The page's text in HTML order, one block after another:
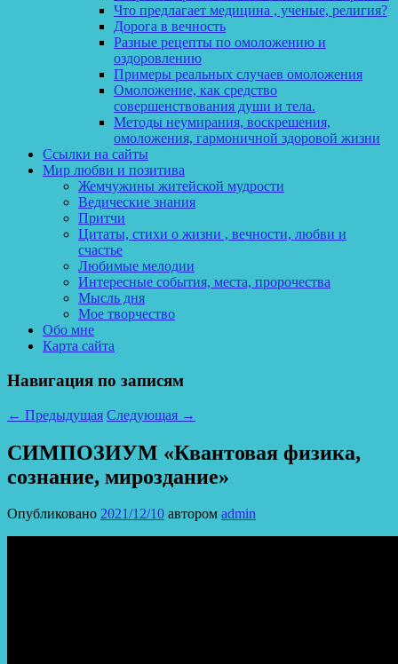
Что предлагает медицина , ученые, религия?
Дорога в вечность
Разные рецепты по омоложению и
оздоровлению
Примеры реальных случаев омоложения
Омоложение, как средство
совершенствования души и тела.
Методы неумирания, воскрешения,
омоложения, гармоничной здоровой жизни
Ссылки на сайты
Мир любви и позитива
Жемчужины житейской мудрости
Ведические знания
Притчи
Цитаты, стихи о жизни , вечности, любви и
счастье
Любимые мелодии
Интересные события, места, пророчества
Мысль дня
Мое творчество
Обо мне
Карта сайта
Навигация по записям
← Предыдущая Следующая →
СИМПОЗИУМ «Квантовая физика,
сознание, мироздание»
Опубликовано 2021/12/10 автором admin